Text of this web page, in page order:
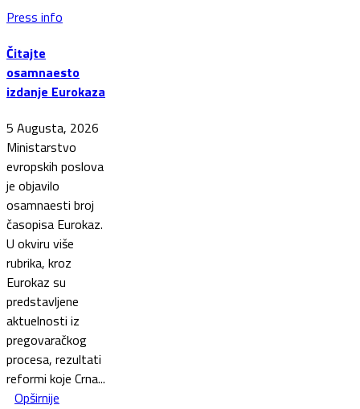
Press info
Čitajte
osamnaesto
izdanje Eurokaza
5 Augusta, 2026
Ministarstvo
evropskih poslova
je objavilo
osamnaesti broj
časopisa Eurokaz.
U okviru više
rubrika, kroz
Eurokaz su
predstavljene
aktuelnosti iz
pregovaračkog
procesa, rezultati
reformi koje Crna...
Opširnije